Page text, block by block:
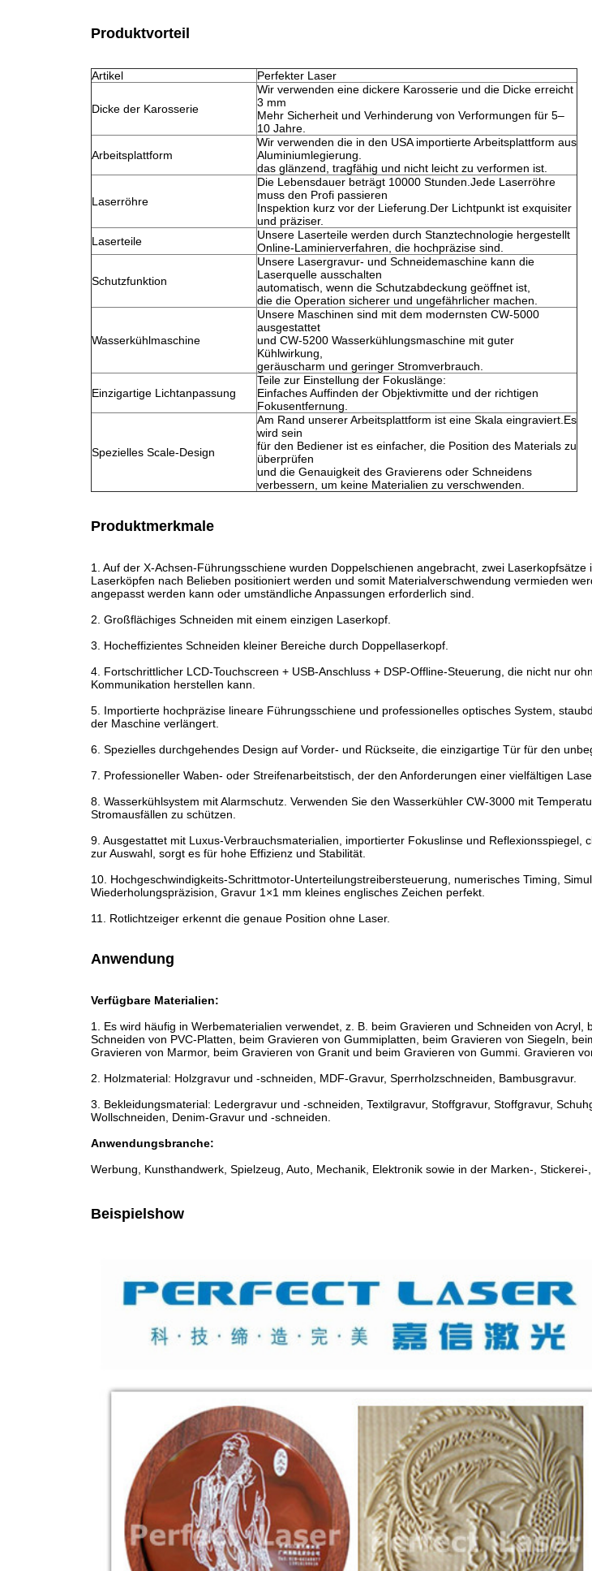
Produktvorteil
Artikel Perfekter Laser
Dicke der Karosserie
Wir verwenden eine dickere Karosserie und die Dicke erreicht
3 mm
Mehr Sicherheit und Verhinderung von Verformungen für 5–
10 Jahre.
Arbeitsplattform
Wir verwenden die in den USA importierte Arbeitsplattform aus
Aluminiumlegierung.
das glänzend, tragfähig und nicht leicht zu verformen ist.
Laserröhre
Die Lebensdauer beträgt 10000 Stunden.Jede Laserröhre
muss den Profi passieren
Inspektion kurz vor der Lieferung.Der Lichtpunkt ist exquisiter
und präziser.
Laserteile
Unsere Laserteile werden durch Stanztechnologie hergestellt
Online-Laminierverfahren, die hochpräzise sind.
Schutzfunktion
Unsere Lasergravur- und Schneidemaschine kann die
Laserquelle ausschalten
automatisch, wenn die Schutzabdeckung geöffnet ist,
die die Operation sicherer und ungefährlicher machen.
Wasserkühlmaschine
Unsere Maschinen sind mit dem modernsten CW-5000
ausgestattet
und CW-5200 Wasserkühlungsmaschine mit guter
Kühlwirkung,
geräuscharm und geringer Stromverbrauch.
Einzigartige Lichtanpassung
Teile zur Einstellung der Fokuslänge:
Einfaches Auffinden der Objektivmitte und der richtigen
Fokusentfernung.
Spezielles Scale-Design
Am Rand unserer Arbeitsplattform ist eine Skala eingraviert.Es
wird sein
für den Bediener ist es einfacher, die Position des Materials zu
überprüfen
und die Genauigkeit des Gravierens oder Schneidens
verbessern, um keine Materialien zu verschwenden.
Produktmerkmale
1. Auf der X-Achsen-Führungsschiene wurden Doppelschienen angebracht, zwei
Laserköpfen nach Belieben positioniert werden und somit Materialverschwendung vermieden
angepasst werden kann oder umständliche Anpassungen erforderlich sind.
2. Großflächiges Schneiden mit einem einzigen Laserkopf.
3. Hocheffizientes Schneiden kleiner Bereiche durch Doppellaserkopf.
4. Fortschrittlicher LCD-Touchscreen + USB-Anschluss + DSP-Offline-Steuerung, die nicht nur
Kommunikation herstellen kann.
5. Importierte hochpräzise lineare Führungsschiene und professionelles optisches System,
der Maschine verlängert.
6. Spezielles durchgehendes Design auf Vorder- und Rückseite, die einzigartige Tür für den
7. Professioneller Waben- oder Streifenarbeitstisch, der den Anforderungen einer vielfältigen
8. Wasserkühlsystem mit Alarmschutz. Verwenden Sie den Wasserkühler CW-3000 mit
Stromausfällen zu schützen.
9. Ausgestattet mit Luxus-Verbrauchsmaterialien, importierter Fokuslinse und
zur Auswahl, sorgt es für hohe Effizienz und Stabilität.
10. Hochgeschwindigkeits-Schrittmotor-Unterteilungstreibersteuerung, numerisches Timing,
Wiederholungspräzision, Gravur 1×1 mm kleines englisches Zeichen perfekt.
11. Rotlichtzeiger erkennt die genaue Position ohne Laser.
Anwendung
Verfügbare Materialien:
1. Es wird häufig in Werbematerialien verwendet, z. B. beim Gravieren und Schneiden von
Schneiden von PVC-Platten, beim Gravieren von Gummiplatten, beim Gravieren von Siegeln,
Gravieren von Marmor, beim Gravieren von Granit und beim Gravieren von Gummi. Gravieren
2. Holzmaterial: Holzgravur und -schneiden, MDF-Gravur, Sperrholzschneiden, Bambusgravur.
3. Bekleidungsmaterial: Ledergravur und -schneiden, Textilgravur, Stoffgravur, Stoffgravur,
Wollschneiden, Denim-Gravur und -schneiden.
Anwendungsbranche:
Werbung, Kunsthandwerk, Spielzeug, Auto, Mechanik, Elektronik sowie in der Marken-,
Beispielshow